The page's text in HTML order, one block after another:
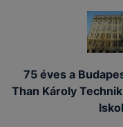
75 éves a
Than Károly